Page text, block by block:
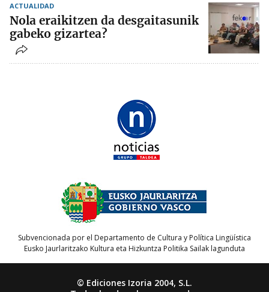
ACTUALIDAD
Nola eraikitzen da desgaitasunik
gabeko gizartea?
Subvencionada por el Departamento de Cultura y Política Lingüística
Eusko Jaurlaritzako Kultura eta Hizkuntza Politika Sailak lagunduta
© Ediciones Izoria 2004, S.L.